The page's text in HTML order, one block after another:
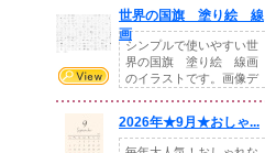
世界の国旗 塗り絵 線
画
シンプルで使いやすい世
界の国旗 塗り絵 線画
のイラストです。画像デ
2026年★9月★おしゃ...